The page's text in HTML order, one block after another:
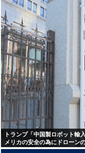
トランプ「中国製ロボット輸
メリカの安全の為にドローン